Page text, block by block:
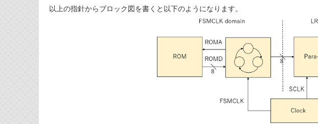
以上の指針からブロック図を書くと以下のようになります。